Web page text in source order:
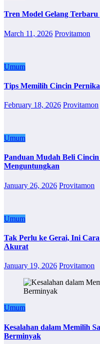
Tren Model Gelang
March 11, 2026 Provitamon
Umum
Tips Memilih Cincin
February 18, 2026 Provitamon
Umum
Panduan Mudah Beli
Menguntungkan
January 26, 2026 Provitamon
Umum
Tak Perlu ke Gerai, Ini
Akurat
January 19, 2026 Provitamon
Umum
Kesalahan dalam Memilih
Berminyak